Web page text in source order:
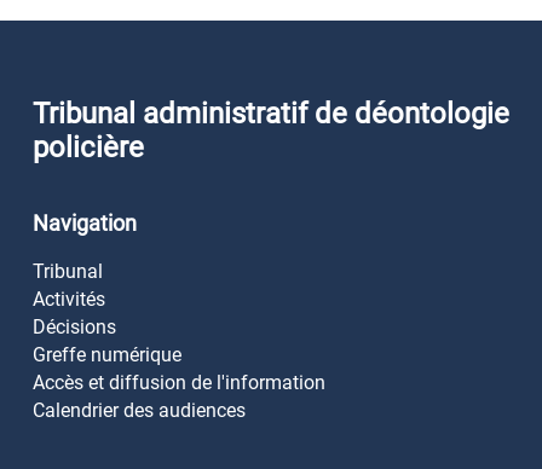
Tribunal administratif de déontologie
policière
Navigation
Tribunal
Activités
Décisions
Greffe numérique
Accès et diffusion de l'information
Calendrier des audiences